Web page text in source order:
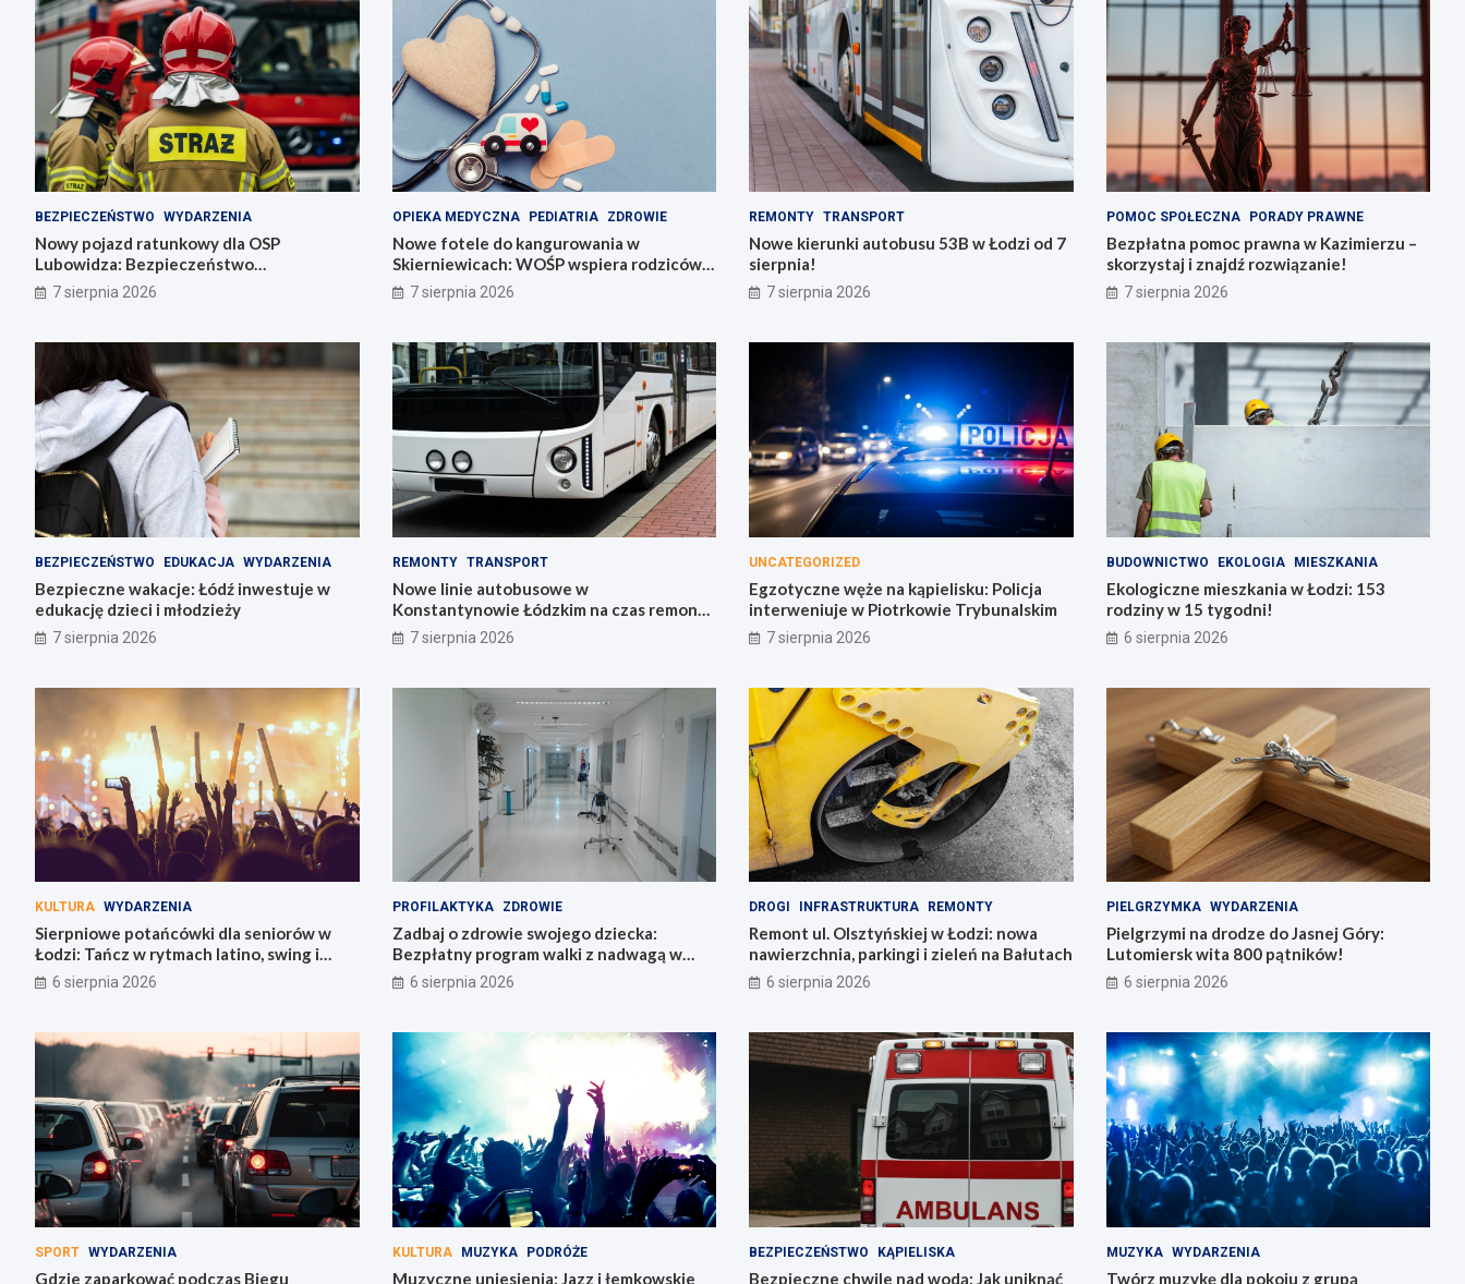
BEZPIECZEŃSTWO WYDARZENIA
Nowy pojazd ratunkowy dla OSP
Lubowidza: Bezpieczeństwo
mieszkańców na wyższym poziomie
7 sierpnia 2026
OPIEKA MEDYCZNA PEDIATRIA ZDROWIE
Nowe fotele do kangurowania w
Skierniewicach: WOŚP wspiera rodziców i
noworodki
7 sierpnia 2026
REMONTY TRANSPORT
Nowe kierunki autobusu 53B w Łodzi od 7
sierpnia!
7 sierpnia 2026
POMOC SPOŁECZNA PORADY PRAWNE
Bezpłatna pomoc prawna w Kazimierzu –
skorzystaj i znajdź rozwiązanie!
7 sierpnia 2026
BEZPIECZEŃSTWO EDUKACJA WYDARZENIA
Bezpieczne wakacje: Łódź inwestuje w
edukację dzieci i młodzieży
7 sierpnia 2026
REMONTY TRANSPORT
Nowe linie autobusowe w
Konstantynowie Łódzkim na czas remontu
pl. Wolności
7 sierpnia 2026
UNCATEGORIZED
Egzotyczne węże na kąpielisku: Policja
interweniuje w Piotrkowie Trybunalskim
7 sierpnia 2026
BUDOWNICTWO EKOLOGIA MIESZKANIA
Ekologiczne mieszkania w Łodzi: 153
rodziny w 15 tygodni!
6 sierpnia 2026
KULTURA WYDARZENIA
Sierpniowe potańcówki dla seniorów w
Łodzi: Tańcz w rytmach latino, swing i
bachaty!
6 sierpnia 2026
PROFILAKTYKA ZDROWIE
Zadbaj o zdrowie swojego dziecka:
Bezpłatny program walki z nadwagą w
Łódzkiem!
6 sierpnia 2026
DROGI INFRASTRUKTURA REMONTY
Remont ul. Olsztyńskiej w Łodzi: nowa
nawierzchnia, parkingi i zieleń na Bałutach
6 sierpnia 2026
PIELGRZYMKA WYDARZENIA
Pielgrzymi na drodze do Jasnej Góry:
Lutomiersk wita 800 pątników!
6 sierpnia 2026
SPORT WYDARZENIA
Gdzie zaparkować podczas Biegu
KULTURA MUZYKA PODRÓŻE
Muzyczne uniesienia: Jazz i łemkowskie
BEZPIECZEŃSTWO KĄPIELISKA
Bezpieczne chwile nad wodą: Jak uniknąć
MUZYKA WYDARZENIA
Twórz muzykę dla pokoju z grupą